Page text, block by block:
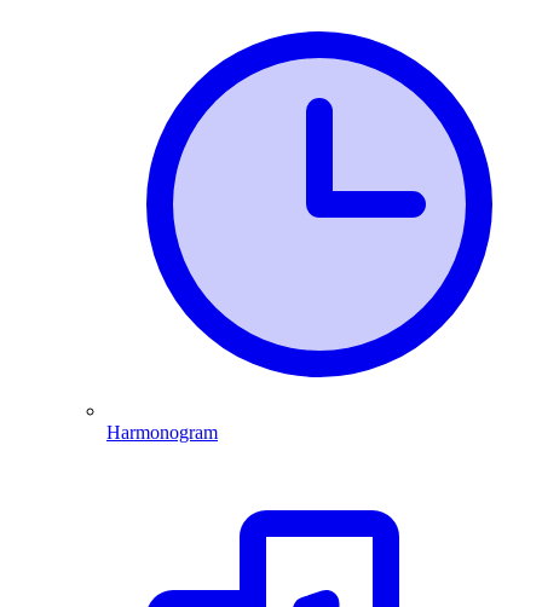
Harmonogram